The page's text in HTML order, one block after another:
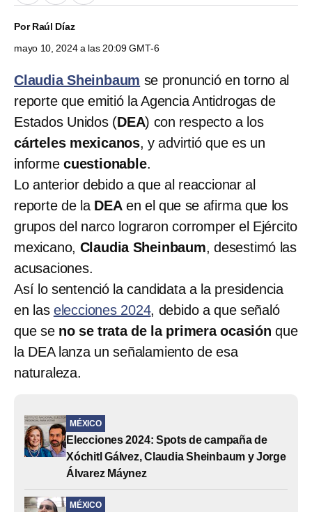
PorRaúl Díaz
mayo 10, 2024 a las 20:09 GMT-6
Claudia Sheinbaum se pronunció en torno al
reporte que emitió la Agencia Antidrogas de
Estados Unidos (DEA) con respecto a los
cárteles mexicanos, y advirtió que es un
informe cuestionable.
Lo anterior debido a que al reaccionar al
reporte de la DEAen el que se afirma que los
grupos del narco lograron corromper el Ejército
mexicano, Claudia Sheinbaum, desestimó las
acusaciones.
Así lo sentenció la candidata a la presidencia
en las elecciones 2024, debido a que señaló
que seno se trata de la primera ocasión que
la DEA lanza un señalamiento de esa
naturaleza.
MÉXICO
Elecciones 2024: Spots de campaña de
Xóchitl Gálvez, Claudia Sheinbaum y Jorge
Álvarez Máynez
MÉXICO